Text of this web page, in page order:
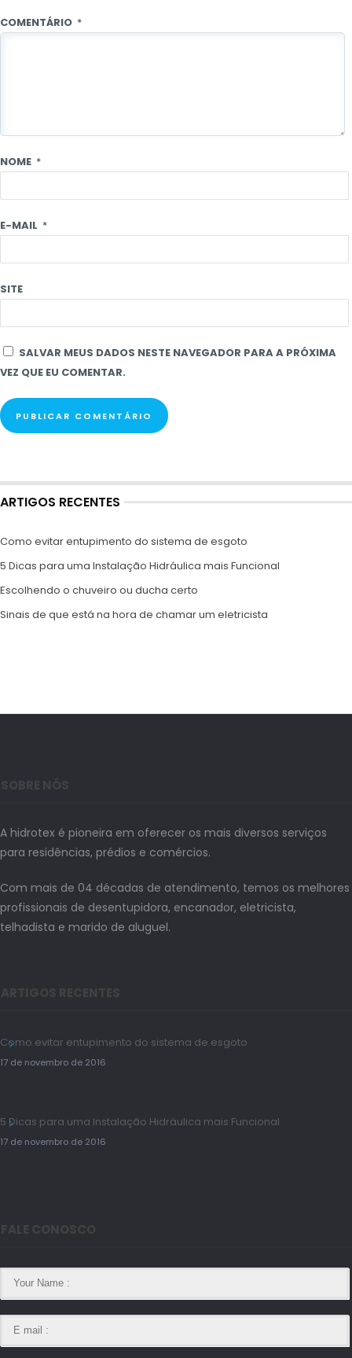
COMENTÁRIO *
NOME *
E-MAIL *
SITE
SALVAR MEUS DADOS NESTE NAVEGADOR PARA A PRÓXIMA
VEZ QUE EU COMENTAR.
ARTIGOS RECENTES
Como evitar entupimento do sistema de esgoto
5 Dicas para uma Instalação Hidráulica mais Funcional
Escolhendo o chuveiro ou ducha certo
Sinais de que está na hora de chamar um eletricista
A hidrotex é pioneira em oferecer os mais diversos serviços
para residências, prédios e comércios.
Com mais de 04 décadas de atendimento, temos os melhores
profissionais de desentupidora, encanador, eletricista,
telhadista e marido de aluguel.
Como evitar entupimento do sistema de esgoto
17 de novembro de 2016
5 Dicas para uma Instalação Hidráulica mais Funcional
17 de novembro de 2016